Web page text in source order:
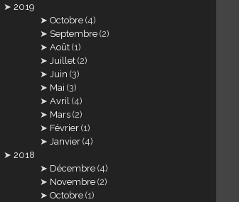
2019
Octobre (4)
Septembre (2)
Août (1)
Juillet (2)
Juin (3)
Mai (3)
Avril (4)
Mars (2)
Février (1)
Janvier (4)
2018
Décembre (4)
Novembre (2)
Octobre (1)